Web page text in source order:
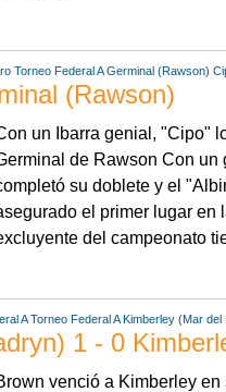
Torneo Federal A Germinal (Rawson)
(Rawson)
un Ibarra genial, "Cipo"
de Rawson Con
su doblete y el
el primer lugar en
del campeonato
A Torneo Federal A Kimberley (Mar del
1 - 0
venció a Kimberley